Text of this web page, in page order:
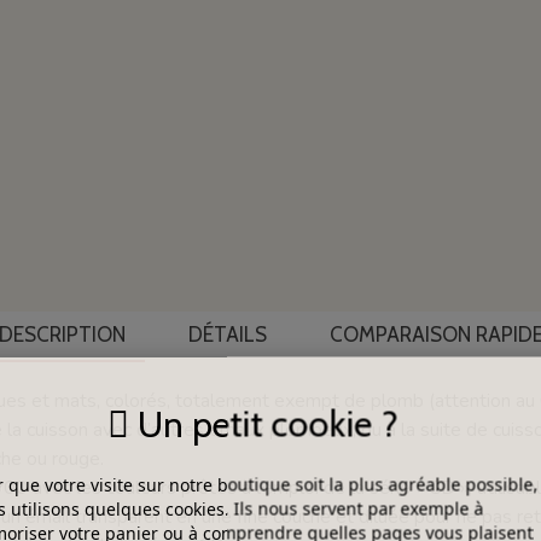
DESCRIPTION DÉTAILS COMPARAISON
et mats, colorés, totalement exempt de plomb (attention au
cuisson avec d’autres émaux plombeux, ou à la suite de
ou rouge.
avec les couleurs prêtes à l’emploi de la série « CD »,
émail transparent en une fine couche et diluée pour ne pas
Un petit cookie ?
que votre visite sur notre boutique soit la plus agréable possible,
utilisons quelques cookies. Ils nous servent par exemple à
votre panier ou à comprendre quelles pages vous plaisent